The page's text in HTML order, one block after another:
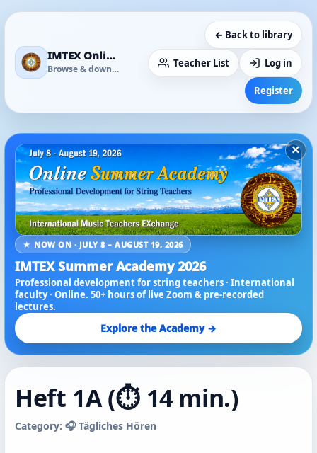
IMTEX Online Media Library
Browse & download
← Back to library
Teacher List Log in
Register
×
★ NOW ON · JULY 8 – AUGUST 19, 2026
IMTEX Summer Academy 2026
Professional development for string teachers · International
faculty · Online. 50+ hours of live Zoom & pre-recorded
lectures.
Explore the Academy →
Heft 1A (⏱️ 14 min.)
Category: 🎧 Tägliches Hören